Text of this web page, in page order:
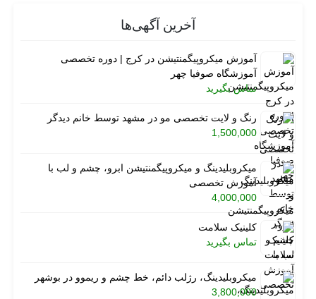
آخرین آگهی‌ها
آموزش میکروپیگمنتیشن در کرج | دوره تخصصی
آموزشگاه صوفیا چهر
تماس بگیرید
رنگ و لایت تخصصی مو در مشهد توسط خانم دیدگر
1,500,000
میکروبلیدینگ و میکروپیگمنتیشن ابرو، چشم و لب با
آموزش تخصصی
4,000,000
کلینیک سلامت
تماس بگیرید
میکروبلیدینگ، رژلب دائم، خط چشم و ریموو در بوشهر
3,800,000